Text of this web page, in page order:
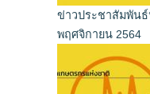
ข่าวประชาสัมพัน
พฤศจิกายน 2564